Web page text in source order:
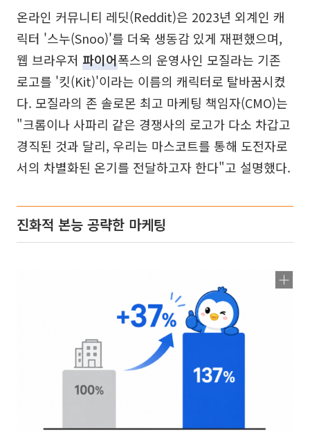
온라인 커뮤니티 레딧(Reddit)은 2023년 외계인 캐
릭터 '스누(Snoo)'를 더욱 생동감 있게 재편했으며,
웹 브라우저 파이어폭스의 운영사인 모질라는 기존
로고를 '킷(Kit)'이라는 이름의 캐릭터로 탈바꿈시켰
다. 모질라의 존 솔로몬 최고 마케팅 책임자(CMO)는
"크롬이나 사파리 같은 경쟁사의 로고가 다소 차갑고
경직된 것과 달리, 우리는 마스코트를 통해 도전자로
서의 차별화된 온기를 전달하고자 한다"고 설명했다.
진화적 본능 공략한 마케팅